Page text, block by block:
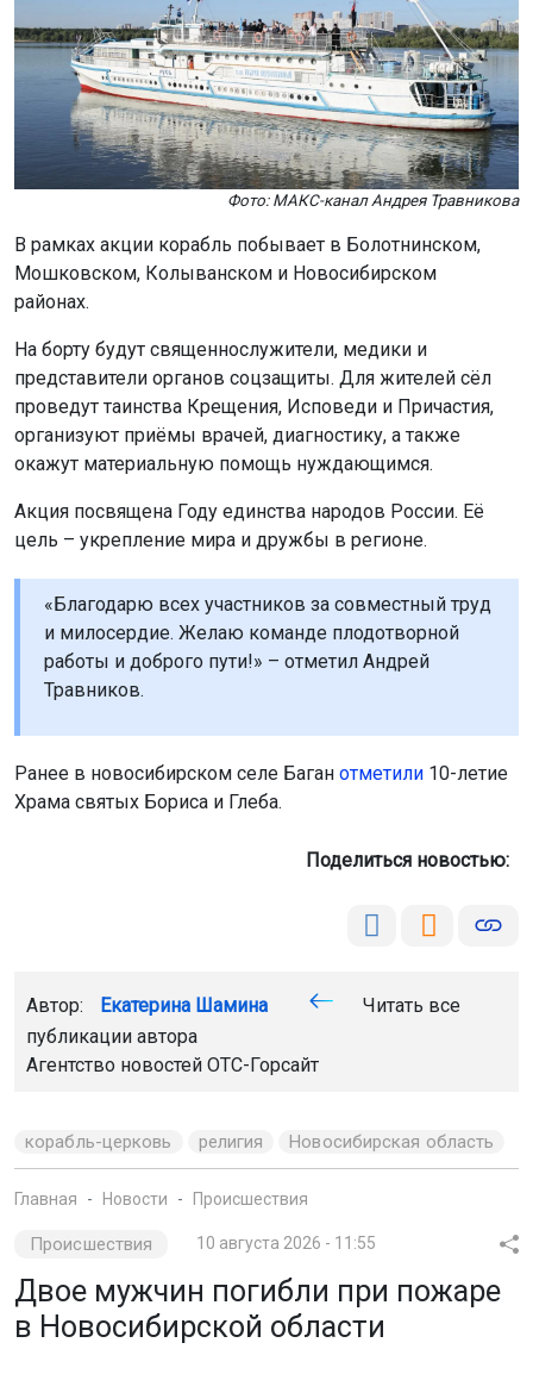
Фото: МАКС-канал Андрея Травникова
В рамках акции корабль побывает в Болотнинском,
Мошковском, Колыванском и Новосибирском
районах.
На борту будут священнослужители, медики и
представители органов соцзащиты. Для жителей сёл
проведут таинства Крещения, Исповеди и Причастия,
организуют приёмы врачей, диагностику, а также
окажут материальную помощь нуждающимся.
Акция посвящена Году единства народов России. Её
цель – укрепление мира и дружбы в регионе.
«Благодарю всех участников за совместный труд
и милосердие. Желаю команде плодотворной
работы и доброго пути!» – отметил Андрей
Травников.
Ранее в новосибирском селе Баган отметили 10-летие
Храма святых Бориса и Глеба.
Поделиться новостью:
Автор: Екатерина Шамина
Читать все
публикации автора
Агентство новостей ОТС-Горсайт
корабль-церковь религия Новосибирская область
Главная Новости Происшествия
Происшествия 10 августа 2026 - 11:55
Двое мужчин погибли при пожаре
в Новосибирской области